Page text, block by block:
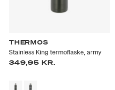
THERMOS
Stainless King termoflaske, army
349,95 KR.